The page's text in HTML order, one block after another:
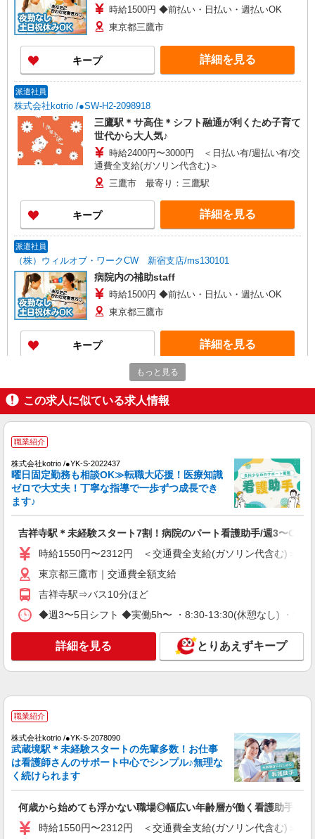
時給1500円 ◆前払い・日払い・週払いOK
東京都三鷹市
キープ 詳細を見る
派遣社員
株式会社kotrio /●SW-H2-2098918
三鷹駅＊サ高住＊シフト融通が利くため子育て
世代から大人気♪
時給2400円〜3000円 ＜日払い有/週払い有/交
通費全支給(ガソリン代含む)＞
三鷹市 最寄り：三鷹駅
キープ 詳細を見る
派遣社員
（株）ウィルオブ・ワークCW 新宿支店/ms130101
病院内の補助staff
時給1500円 ◆前払い・日払い・週払いOK
東京都三鷹市
キープ 詳細を見る
株式会社トラストグロース 新宿本社 第2営業部
有料老人ホームでの看護師
時給：准看護師2000円/看護師2100円
キープ 詳細を見る
派遣社員
保育園での看護師
時給：2200円〜2300円 ※経験などにより異な
る
キープ 詳細を見る
株式会社kotrio /●SW-H2-2023922
武蔵境駅近く
キープ 詳細を見る
派遣社員
≪吉祥寺駅≫16時帰宅もOK♪病院で補助だけ
もっと見る
この求人に似ている求人情報
職業紹介
株式会社kotrio /●YK-S-2022437
曜日固定勤務も相談OK≫転職大応援！医療知識
ゼロで大丈夫！丁寧な指導で一歩ずつ成長でき
ます♪
吉祥寺駅＊未経験スタート7割！病院のパート看護助手/週3〜OK
時給1550円〜2312円 ＜交通費全支給(ガソリン代含む)＞
東京都三鷹市｜交通費全額支給
吉祥寺駅⇒バス10分ほど
◆週3〜5日シフト ◆実働5h〜 ・8:30-13:30(休憩なし) ・
詳細を見る とりあえずキープ
職業紹介
株式会社kotrio /●YK-S-2078090
武蔵境駅＊未経験スタートの先輩多数！お仕事
は看護師さんのサポート中心でシンプル♪無理な
く続けられます
何歳から始めても浮かない職場◎幅広い年齢層が働く看護助手＊
時給1550円〜2312円 ＜交通費全支給(ガソリン代含む)＞